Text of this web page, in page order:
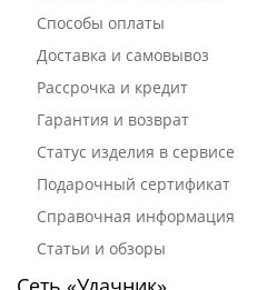
Способы оплаты
Доставка и самовывоз
Рассрочка и кредит
Гарантия и возврат
Статус изделия в сервисе
Подарочный сертификат
Справочная информация
Статьи и обзоры